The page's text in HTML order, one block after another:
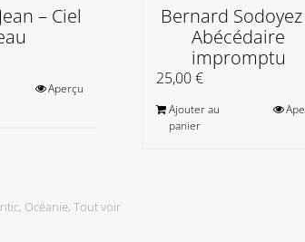
– Ciel
Aperçu
Bernard
Abécédaire
impromptu
25,00€
Ajouter au
panier
, Océanie, Tout voir